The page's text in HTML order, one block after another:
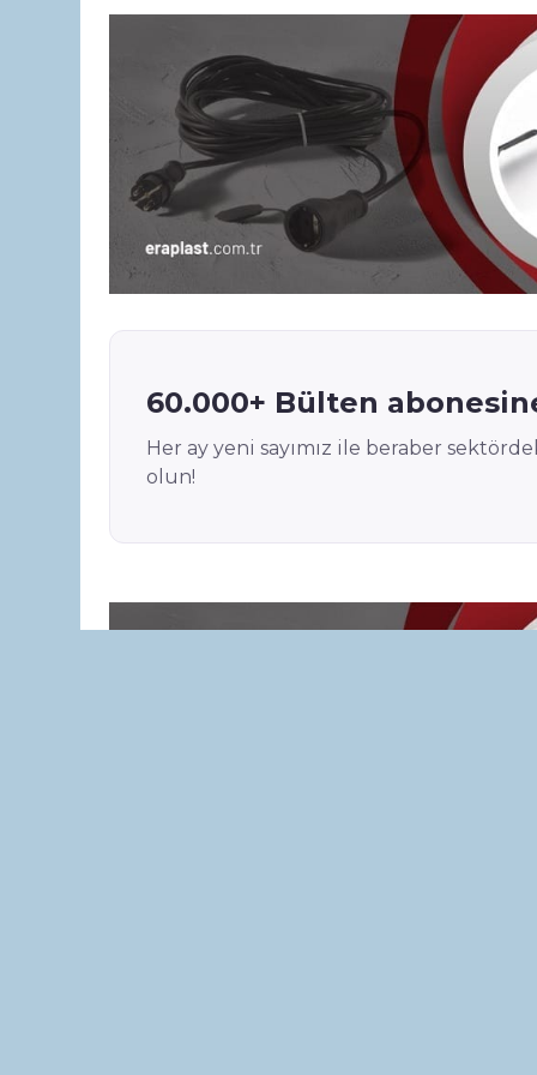
s
A
p
p
e
n
e
o
o
k
60.000+ Bülten
Her ay yeni sayımız ile beraber
olun!